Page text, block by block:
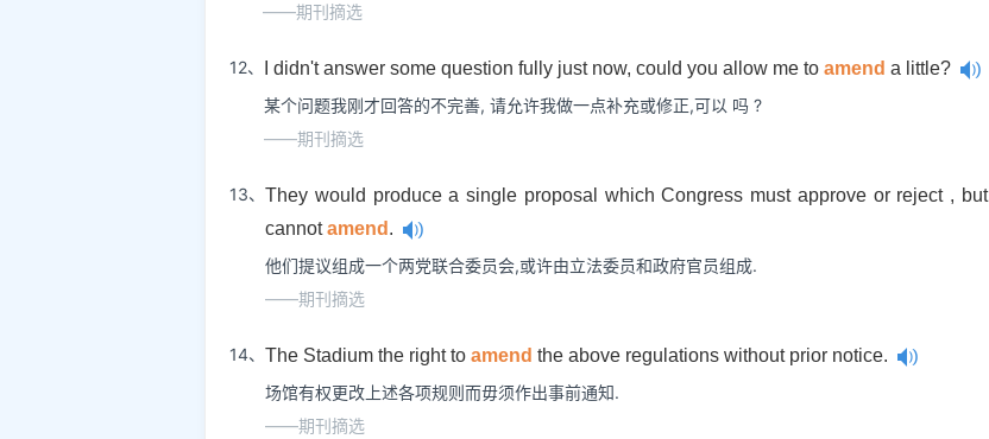
——期刊摘选
12、 I didn't answer some question fully just now, could you allow me to amend a little?
某个问题我刚才回答的不完善, 请允许我做一点补充或修正,可以 吗 ?
——期刊摘选
13、 They would produce a single proposal which Congress must approve or reject , but
cannotamend .
他们提议组成一个两党联合委员会,或许由立法委员和政府官员组成.
——期刊摘选
14、 The Stadium the right to amend the above regulations without prior notice.
场馆有权更改上述各项规则而毋须作出事前通知.
——期刊摘选